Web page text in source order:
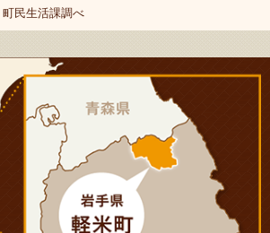
民生活課調べ